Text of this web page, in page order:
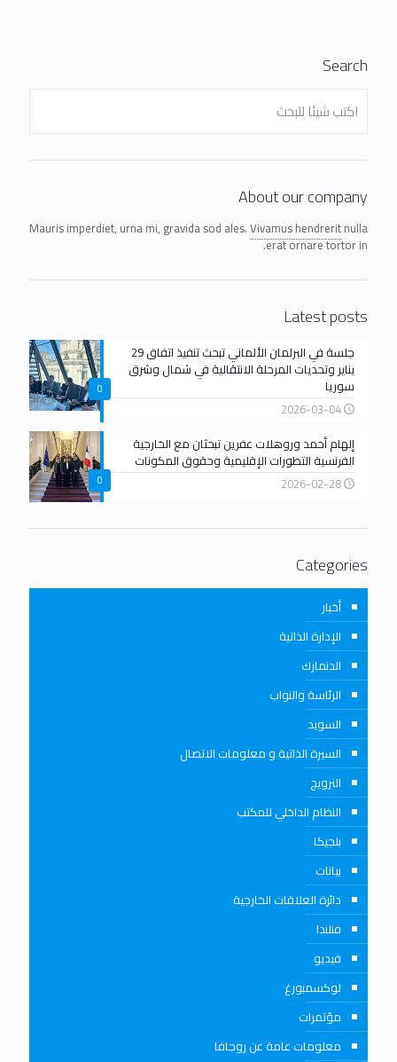
Search
About our company
Mauris imperdiet, urna mi, gravida sod ales.Vivamus hendreritnulla
erat ornare tortor in.
Latest posts
0
جلسة في البرلمان الألماني تبحث تنفيذ اتفاق 29
يناير وتحديات المرحلة الانتقالية في شمال وشرق
سوريا
2026-03-04
0
إلهام أحمد وروهلات عفرين تبحثان مع الخارجية
الفرنسية التطورات الإقليمية وحقوق المكونات
2026-02-28
Categories
أخبار
الإدارة الذاتية
الدنمارك
الرئاسة والنواب
السويد
السيرة الذاتية و معلومات الاتصال
النرويج
النظام الداخلي للمكتب
بلجيكا
بيانات
دائرة العلاقات الخارجية
فنلندا
فيديو
لوكسمبورغ
مؤتمرات
معلومات عامة عن روجافا